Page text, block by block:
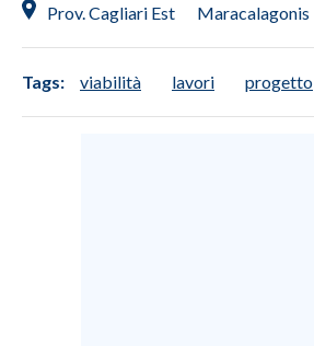
Prov. Cagliari Est Maracalagonis
Tags: viabilità lavori progetto